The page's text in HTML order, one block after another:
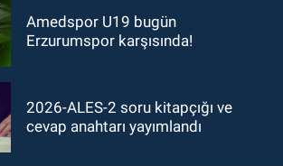
Amedspor U19 bugün
Erzurumspor karşısında!
2026-ALES-2 soru kitapçığı ve
cevap anahtarı yayımlandı